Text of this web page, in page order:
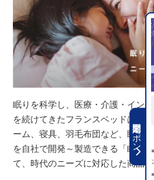
期間限定クーポン
眠りを科学し、医療・介護・イン
を続けてきたフランスベッドは、
ーム、寝具、羽毛布団など、睡眠
を自社で開発～製造できる「眠りの
て、時代のニーズに対応した商品